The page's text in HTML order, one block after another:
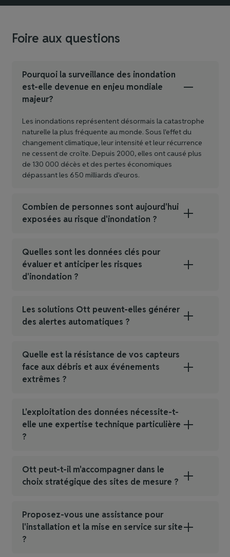
Foire aux questions
Pourquoi la surveillance des inondation
est-elle devenue en enjeu mondiale
majeur?
Les inondations représentent désormais la catastrophe
naturelle la plus fréquente au monde. Sous l'effet du
changement climatique, leur intensité et leur récurrence
ne cessent de croîte. Depuis 2000, elles ont causé plus
de 130 000 décès et des pertes économiques
dépassant les 650 milliards d'euros.
Combien de personnes sont aujourd'hui
exposées au risque d'inondation ?
Quelles sont les données clés pour
évaluer et anticiper les risques
d'inondation ?
Les solutions Ott peuvent-elles générer
des alertes automatiques ?
Quelle est la résistance de vos capteurs
face aux débris et aux événements
extrêmes ?
L'exploitation des données nécessite-t-
elle une expertise technique particulière
?
Ott peut-t-il m'accompagner dans le
choix stratégique des sites de mesure ?
Proposez-vous une assistance pour
l'installation et la mise en service sur site
?